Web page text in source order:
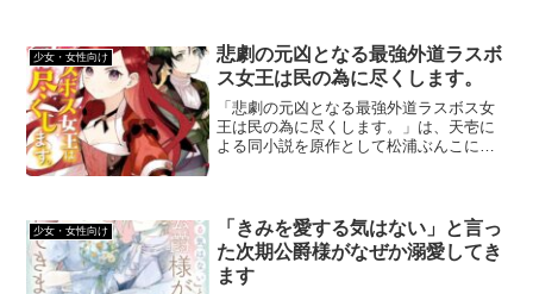
す。悪女に憧れる少女が、異世界に転生
して世界一の悪女を目指す作品です。
少女・女性向け
悲劇の元凶となる最強外道ラスボ
ス女王は民の為に尽くします。
「悲劇の元凶となる最強外道ラスボス女
王は民の為に尽くします。」は、天壱に
よる同小説を原作として松浦ぶんこによ
よって描かれています。
少女・女性向け
「きみを愛する気はない」と言っ
た次期公爵様がなぜか溺愛してき
ます